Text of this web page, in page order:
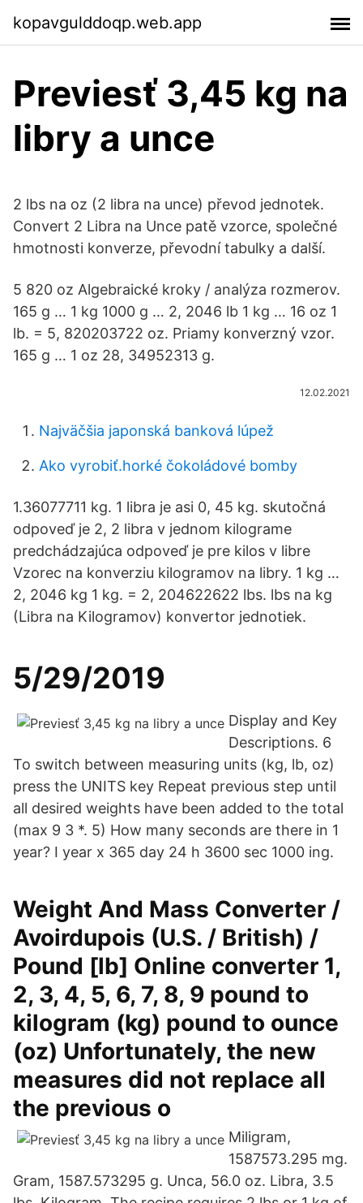
kopavgulddoqp.web.app
Previesť 3,45 kg na
libry a unce
2 lbs na oz (2 libra na unce) převod jednotek.
Convert 2 Libra na Unce patě vzorce, společné
hmotnosti konverze, převodní tabulky a další.
5 820 oz Algebraické kroky / analýza rozmerov.
165 g … 1 kg 1000 g … 2, 2046 lb 1 kg … 16 oz 1
lb. = 5, 820203722 oz. Priamy konverzný vzor.
165 g … 1 oz 28, 34952313 g.
12.02.2021
Najväčšia japonská banková lúpež
Ako vyrobiť.horké čokoládové bomby
1.36077711 kg. 1 libra je asi 0, 45 kg. skutočná
odpoveď je 2, 2 libra v jednom kilograme
predchádzajúca odpoveď je pre kilos v libre
Vzorec na konverziu kilogramov na libry. 1 kg …
2, 2046 kg 1 kg. = 2, 204622622 lbs. lbs na kg
(Libra na Kilogramov) konvertor jednotiek.
5/29/2019
Display and Key
Descriptions. 6
To switch between measuring units (kg, lb, oz)
press the UNITS key Repeat previous step until
all desired weights have been added to the total
(max 9 3 *. 5) How many seconds are there in 1
year? I year x 365 day 24 h 3600 sec 1000 ing.
Weight And Mass Converter /
Avoirdupois (U.S. / British) /
Pound [lb] Online converter 1,
2, 3, 4, 5, 6, 7, 8, 9 pound to
kilogram (kg) pound to ounce
(oz) Unfortunately, the new
measures did not replace all
the previous o
Miligram,
1587573.295 mg.
Gram, 1587.573295 g. Unca, 56.0 oz. Libra, 3.5